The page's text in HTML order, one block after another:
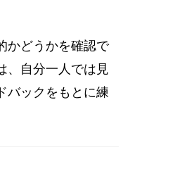
かどうかを確認で
、自分一人では見
バックをもとに練